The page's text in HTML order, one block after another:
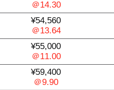
＠14.30
¥54,560
＠13.64
¥55,000
＠11.00
¥59,400
＠9.90